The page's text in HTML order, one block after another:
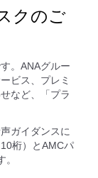
クのご
。ANAグルー
ビス、プレミ
など、「プラ
ガイダンスに
桁）とAMCパ